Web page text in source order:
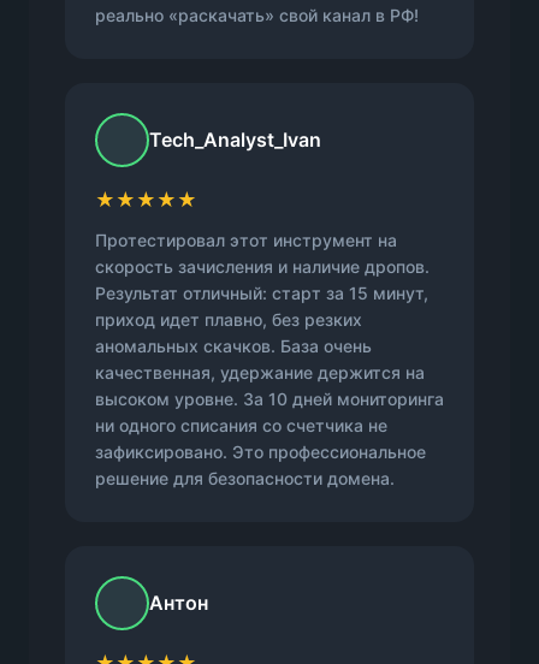
реально «раскачать» свой канал в РФ!
Tech_Analyst_Ivan
★★★★★
Протестировал этот инструмент на
скорость зачисления и наличие дропов.
Результат отличный: старт за 15 минут,
приход идет плавно, без резких
аномальных скачков. База очень
качественная, удержание держится на
высоком уровне. За 10 дней мониторинга
ни одного списания со счетчика не
зафиксировано. Это профессиональное
решение для безопасности домена.
Антон